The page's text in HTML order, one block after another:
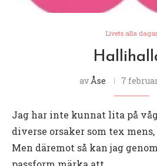
Livets alla dagar
av Åse 7
Jag har inte kunnat lita på
diverse orsaker som tex
Men däremot så kan jag